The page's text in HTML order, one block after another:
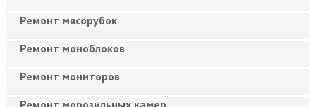
Ремонт мясорубок
Ремонт моноблоков
Ремонт мониторов
Ремонт морозильных камер